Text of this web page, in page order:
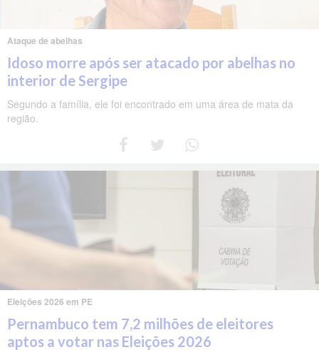
Ataque de abelhas
Idoso morre após ser atacado por abelhas no
interior de Sergipe
Segundo a família, ele foi encontrado em uma área de mata da
região.
Eleições 2026 em PE
Pernambuco tem 7,2 milhões de eleitores
aptos a votar nas Eleições 2026